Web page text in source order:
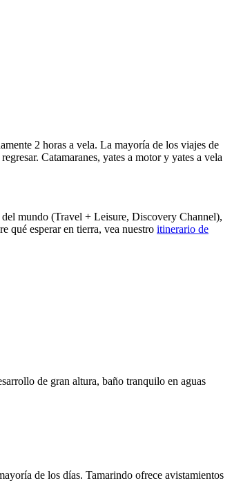
2 horas a vela. La mayoría de los viajes de
Catamaranes, yates a motor y yates a vela
del mundo (Travel + Leisure, Discovery Channel),
qué esperar en tierra, vea nuestro itinerario de
de gran altura, baño tranquilo en aguas
de los días. Tamarindo ofrece avistamientos